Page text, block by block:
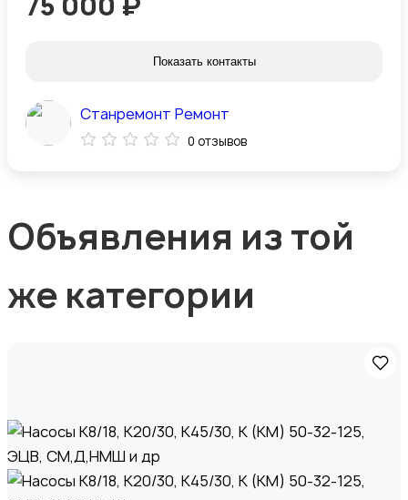
Показать контакты
Станремонт Ремонт
0 отзывов
Объявления из той
же категории